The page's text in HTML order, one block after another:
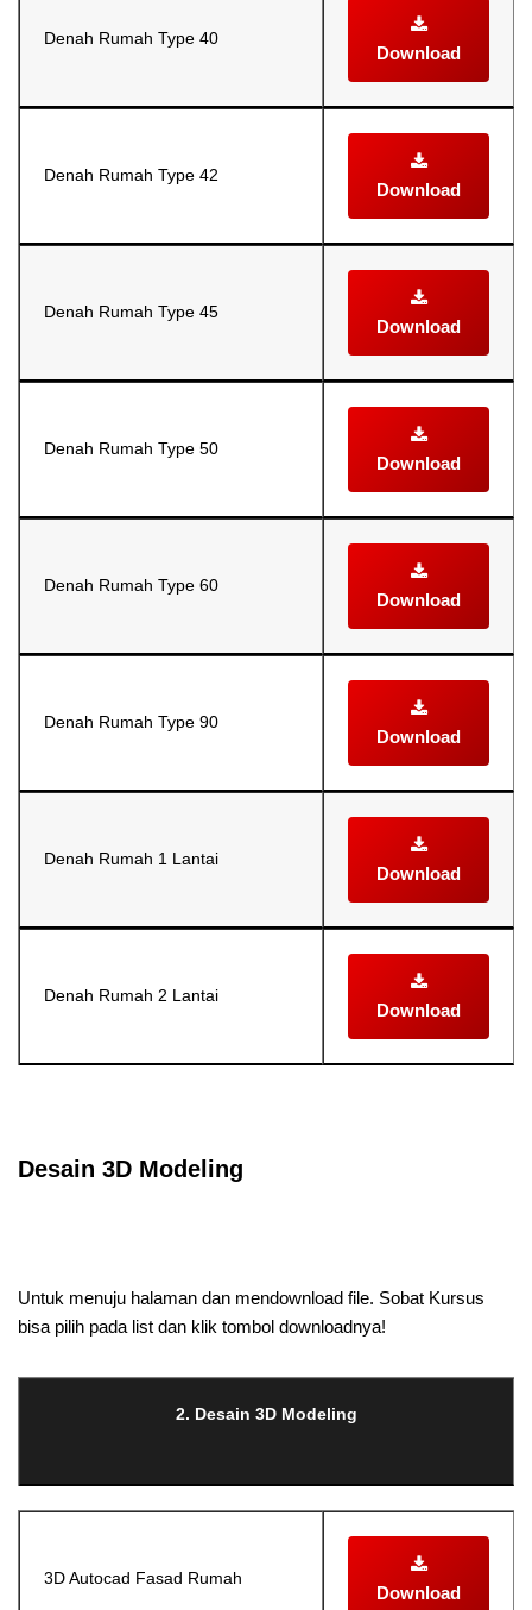
Denah Rumah Type 40
Download
Denah Rumah Type 42
Download
Denah Rumah Type 45
Download
Denah Rumah Type 50
Download
Denah Rumah Type 60
Download
Denah Rumah Type 90
Download
Denah Rumah 1 Lantai
Download
Denah Rumah 2 Lantai
Download
Desain 3D Modeling
Untuk menuju halaman dan mendownload file. Sobat Kursus
bisa pilih pada list dan klik tombol downloadnya!
2. Desain 3D Modeling
3D Autocad Fasad Rumah
Download